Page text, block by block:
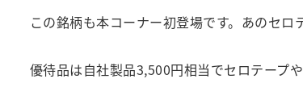
この銘柄も本コーナー初登場です。あのセロ
優待品は自社製品3,500円相当でセロテープ